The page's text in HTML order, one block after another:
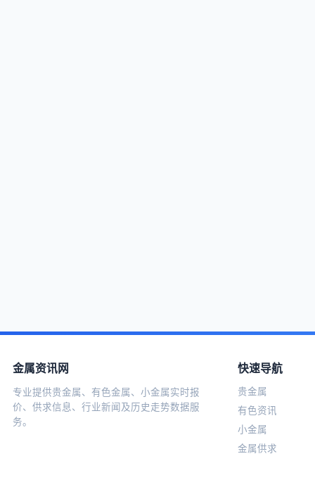
金属资讯网
专业提供贵金属、有色金属、小金属实时报
价、供求信息、行业新闻及历史走势数据服
务。
快速导航
贵金属
有色资讯
小金属
金属供求